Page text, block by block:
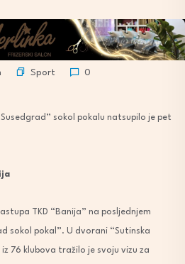
Sport 0
sokol pokalu natsupilo je pet
TKD “Banija” na posljednjem
sokol pokal”. U dvorani “Sutinska
76 klubova tražilo je svoju vizu za